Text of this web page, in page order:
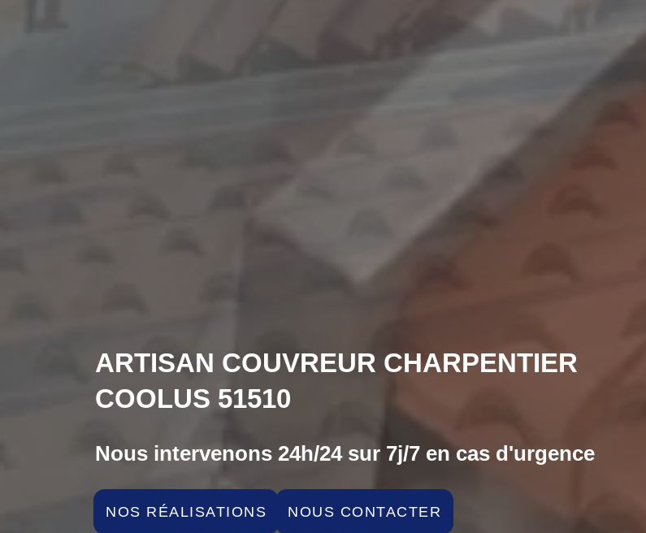
ARTISAN COUVREUR CHARPENTIER
COOLUS 51510
Nous intervenons 24h/24 sur 7j/7 en cas d'urgence
NOS RÉALISATIONS NOUS CONTACTER